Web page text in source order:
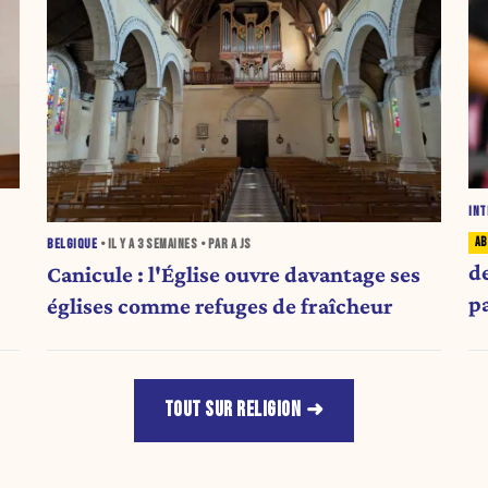
BELGIQUE • IL Y A3 SEMAINES • PAR A JS
Canicule : l'Église ouvre davantage ses
églises comme refuges de fraîcheur
TOUT SUR RELIGION